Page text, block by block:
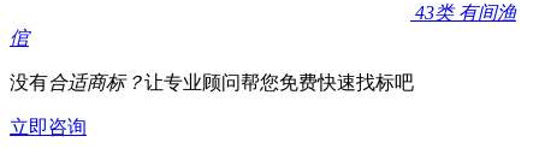
43类 有间渔
倌
没有合适商标？让专业顾问帮您免费快速找标吧
立即咨询